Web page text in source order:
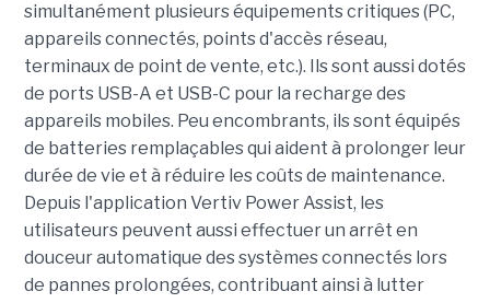
simultanément plusieurs équipements critiques (PC,
appareils connectés, points d'accès réseau,
terminaux de point de vente, etc.). Ils sont aussi dotés
de ports USB-A et USB-C pour la recharge des
appareils mobiles. Peu encombrants, ils sont équipés
de batteries remplaçables qui aident à prolonger leur
durée de vie et à réduire les coûts de maintenance.
Depuis l'application Vertiv Power Assist, les
utilisateurs peuvent aussi effectuer un arrêt en
douceur automatique des systèmes connectés lors
de pannes prolongées, contribuant ainsi à lutter